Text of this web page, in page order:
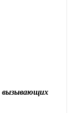
вызывающих